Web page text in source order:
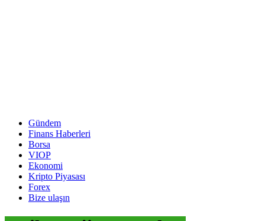
Gündem
Finans Haberleri
Borsa
VIOP
Ekonomi
Kripto Piyasası
Forex
Bize ulaşın